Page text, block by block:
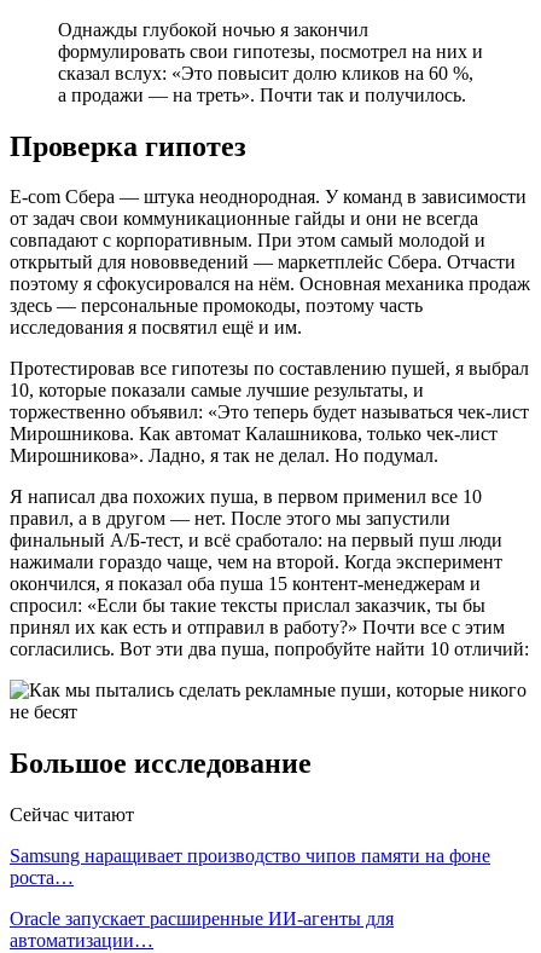
Однажды глубокой ночью я закончил
формулировать свои гипотезы, посмотрел на них и
сказал вслух: «Это повысит долю кликов на 60 %,
а продажи — на треть». Почти так и получилось.
Проверка гипотез
E-com Сбера — штука неоднородная. У команд в зависимости
от задач свои коммуникационные гайды и они не всегда
совпадают с корпоративным. При этом самый молодой и
открытый для нововведений — маркетплейс Сбера. Отчасти
поэтому я сфокусировался на нём. Основная механика продаж
здесь — персональные промокоды, поэтому часть
исследования я посвятил ещё и им.
Протестировав все гипотезы по составлению пушей, я выбрал
10, которые показали самые лучшие результаты, и
торжественно объявил: «Это теперь будет называться чек-лист
Мирошникова. Как автомат Калашникова, только чек-лист
Мирошникова». Ладно, я так не делал. Но подумал.
Я написал два похожих пуша, в первом применил все 10
правил, а в другом — нет. После этого мы запустили
финальный А/Б-тест, и всё сработало: на первый пуш люди
нажимали гораздо чаще, чем на второй. Когда эксперимент
окончился, я показал оба пуша 15 контент-менеджерам и
спросил: «Если бы такие тексты прислал заказчик, ты бы
принял их как есть и отправил в работу?» Почти все с этим
согласились. Вот эти два пуша, попробуйте найти 10 отличий:
Большое исследование
Сейчас читают
Samsung наращивает производство чипов памяти на фоне
роста…
Oracle запускает расширенные ИИ‑агенты для
автоматизации…